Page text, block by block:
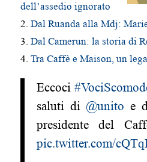
dell’assedio ignorato
2. Dal Ruanda alla Mdj:
3. Dal Camerun: la storia di
4. Tra Caffè e Maison, un
Eccoci
saluti di @unito e
presidente del
pic.twitter.com/